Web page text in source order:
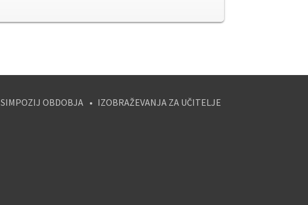
SIMPOZIJ OBDOBJA IZOBRAŽEVANJA ZA UČITELJE